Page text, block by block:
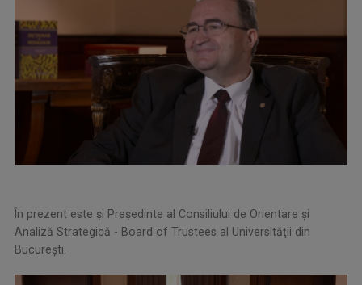
În prezent este şi Preşedinte al Consiliului de Orientare şi
Analiză Strategică - Board of Trustees al Universităţii din
Bucureşti.